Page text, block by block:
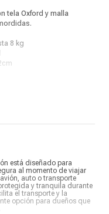
tela Oxford y malla
8 kg
cómoda. Medidas:
está diseñado para
al momento de viajar
auto o transporte
y tranquila durante
el transporte y la
opción para dueños que